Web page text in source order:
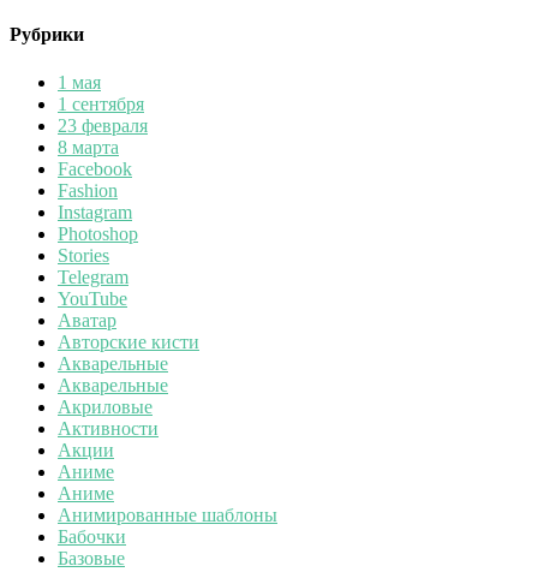
Рубрики
1 мая
1 сентября
23 февраля
8 марта
Facebook
Fashion
Instagram
Photoshop
Stories
Telegram
YouTube
Аватар
Авторские кисти
Акварельные
Акварельные
Акриловые
Активности
Акции
Аниме
Аниме
Анимированные шаблоны
Бабочки
Базовые